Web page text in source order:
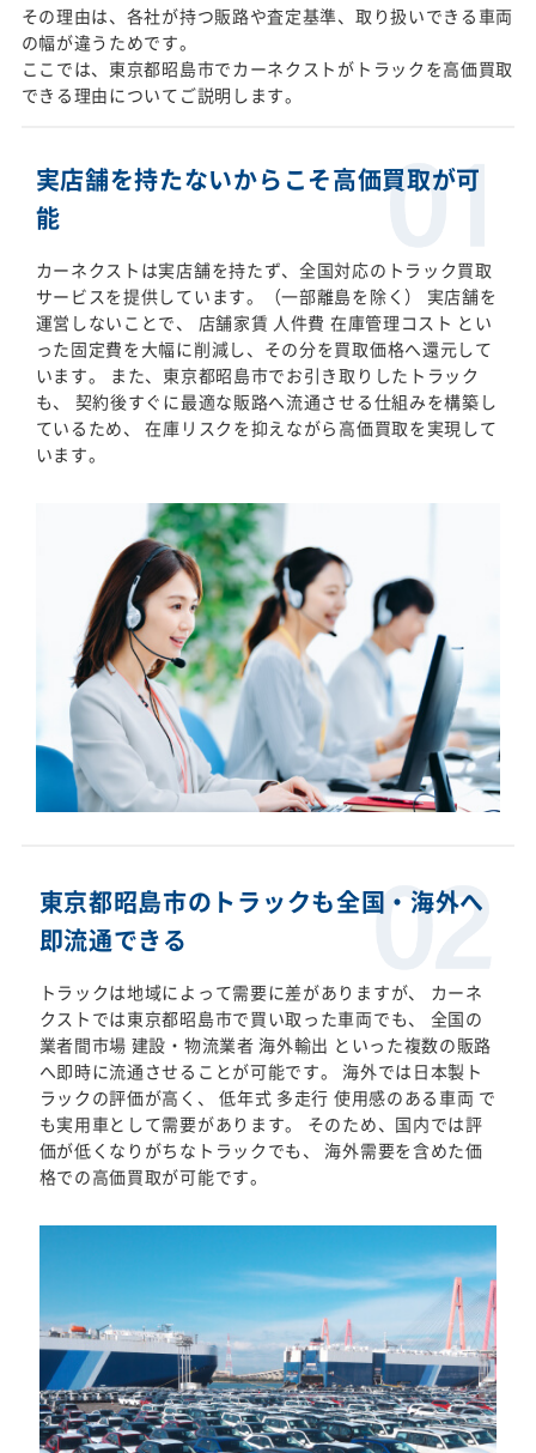
その理由は、各社が持つ販路や査定基準、取り扱いできる車両
の幅が違うためです。
ここでは、東京都昭島市でカーネクストがトラックを高価買取
できる理由についてご説明します。
実店舗を持たないからこそ高価買取が可
能
カーネクストは実店舗を持たず、全国対応のトラック買取
サービスを提供しています。（一部離島を除く） 実店舗を
運営しないことで、 店舗家賃 人件費 在庫管理コスト とい
った固定費を大幅に削減し、その分を買取価格へ還元して
います。 また、東京都昭島市でお引き取りしたトラック
も、 契約後すぐに最適な販路へ流通させる仕組みを構築し
ているため、 在庫リスクを抑えながら高価買取を実現して
います。
東京都昭島市のトラックも全国・海外へ
即流通できる
トラックは地域によって需要に差がありますが、 カーネ
クストでは東京都昭島市で買い取った車両でも、 全国の
業者間市場 建設・物流業者 海外輸出 といった複数の販路
へ即時に流通させることが可能です。 海外では日本製ト
ラックの評価が高く、 低年式 多走行 使用感のある車両 で
も実用車として需要があります。 そのため、国内では評
価が低くなりがちなトラックでも、 海外需要を含めた価
格での高価買取が可能です。